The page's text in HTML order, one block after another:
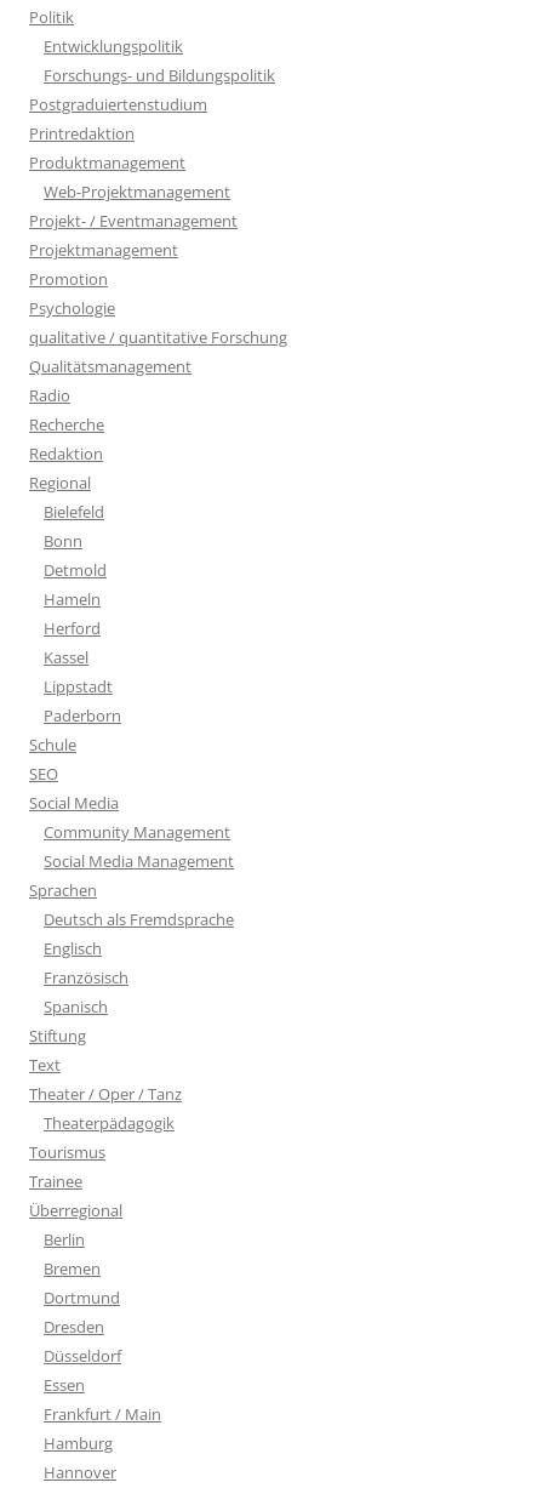
Politik
Entwicklungspolitik
Forschungs- und Bildungspolitik
Postgraduiertenstudium
Printredaktion
Produktmanagement
Web-Projektmanagement
Projekt- / Eventmanagement
Projektmanagement
Promotion
Psychologie
qualitative / quantitative Forschung
Qualitätsmanagement
Radio
Recherche
Redaktion
Regional
Bielefeld
Bonn
Detmold
Hameln
Herford
Kassel
Lippstadt
Paderborn
Schule
SEO
Social Media
Community Management
Social Media Management
Sprachen
Deutsch als Fremdsprache
Englisch
Französisch
Spanisch
Stiftung
Text
Theater / Oper / Tanz
Theaterpädagogik
Tourismus
Trainee
Überregional
Berlin
Bremen
Dortmund
Dresden
Düsseldorf
Essen
Frankfurt / Main
Hamburg
Hannover